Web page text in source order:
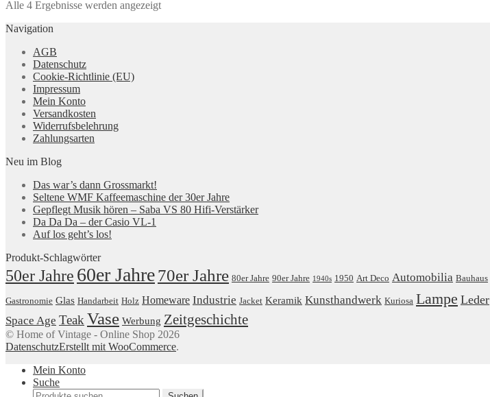
Alle 4 Ergebnisse werden angezeigtNach
Navigation
AGB
Datenschutz
Cookie-Richtlinie (EU)
Impressum
Mein Konto
Versandkosten
Widerrufsbelehrung
Zahlungsarten
Neu im Blog
Das war’s dann Grossmarkt!
Seltene WMF Kaffeemaschine der 30er Jahre
Gepflegt Musik hören – Saba VS 80 Hifi-Verstärker
Da Da Da – der Casio VL-1
Auf los geht’s los!
Produkt-Schlagwörter
50er Jahre 60er Jahre70er Jahre 80er Jahre 90er Jahre 1940s 1950 Art Deco Automobilia Bauhaus
Gastronomie Glas Handarbeit Holz Homeware Industrie Jacket Keramik Kunsthandwerk Kuriosa Lampe Leder
Space Age Teak Vase Werbung Zeitgeschichte
© Home of Vintage - Online Shop 2026
DatenschutzErstellt mit WooCommerce.
Mein Konto
Suche
Suchen